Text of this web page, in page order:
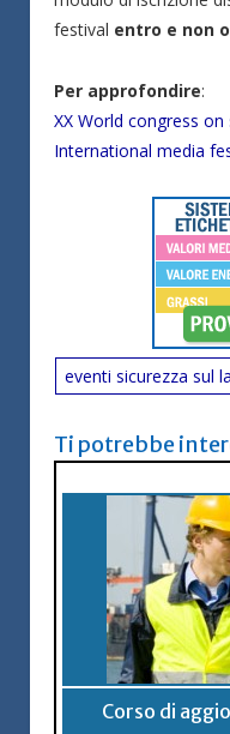
festival entro e non
Per approfondire:
XX World congress
International media
eventi sicurezza sul
Ti potrebbe
Corso di